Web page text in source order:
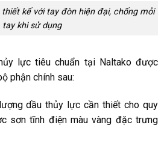
kế với tay đòn hiện đại, chống mỏi
tay khi sử dụng
lực tiêu chuẩn tại Naltako được
phận chính sau:
dầu thủy lực cần thiết cho quy
sơn tĩnh điện màu vàng đặc trưng